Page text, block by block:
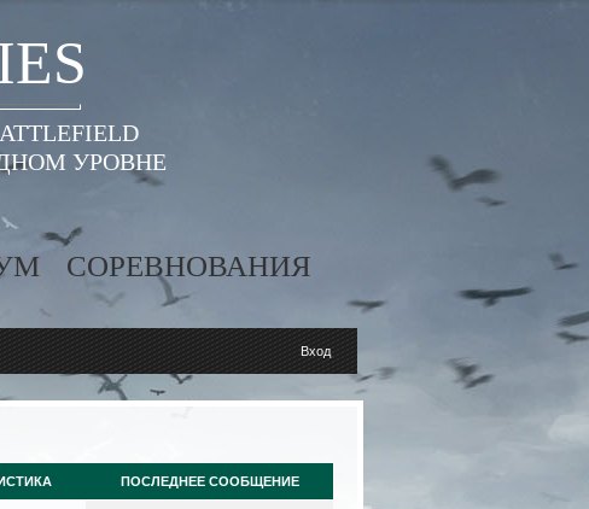
УРОВНЕ
СОРЕВНОВАНИЯ
Вход
ПОСЛЕДНЕЕ СООБЩЕНИЕ